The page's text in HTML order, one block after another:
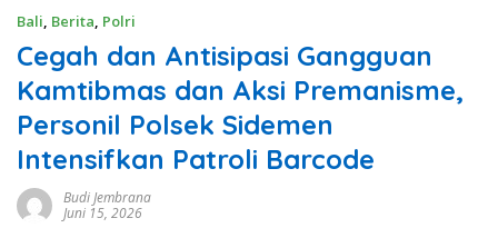
Bali, Berita, Polri
Cegah dan Antisipasi Gangguan
Kamtibmas dan Aksi Premanisme,
Personil Polsek Sidemen
Intensifkan Patroli Barcode
Budi Jembrana
Juni 15, 2026